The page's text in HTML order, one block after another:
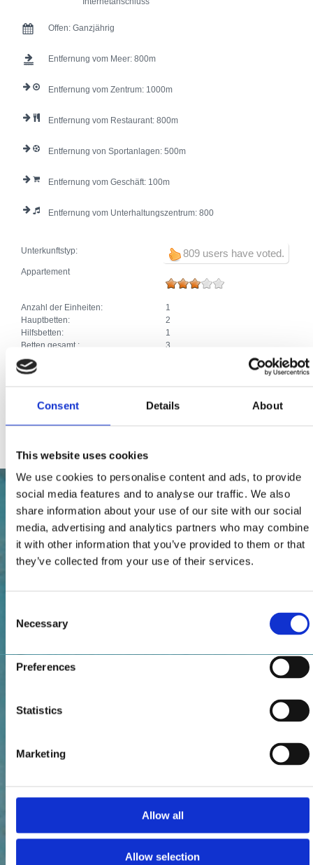
Consent Details About
This website uses cookies
We use cookies to personalise content and ads, to provide
social media features and to analyse our traffic. We also
share information about your use of our site with our social
media, advertising and analytics partners who may combine
it with other information that you’ve provided to them or that
they’ve collected from your use of their services.
Selection
Necessary
Preferences
Statistics
Marketing
Allow all
Allow selection
Offen: Ganzjährig
Entfernung vom Meer: 800
Entfernung vom Zentrum: 1000
Entfernung vom Restaurant: 800
Entfernung von Sportanlagen: 500
Entfernung vom Geschäft: 100
Entfernung vom Unterhaltungszentrum: 800
809 users have voted.
Unterkunftstyp:
Appartement
Anzahl der Einheiten:
1
Hauptbetten:
2
Hilfsbetten:
1
Betten gesamt :
3
Zusätze:
Haustiere